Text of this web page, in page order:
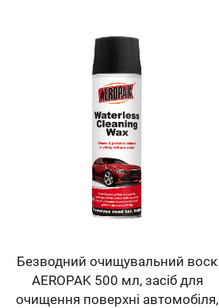
Безводний очищувальний воск
AEROPAK 500 мл, засіб для
очищення поверхні автомобіля,